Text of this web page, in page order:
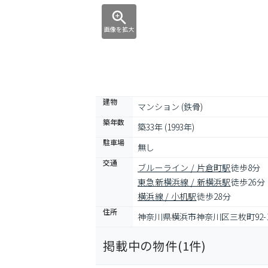
画像を拡大
建物 マンション (鉄骨)
築年数 築33年 (1993年)
駐車場 無し
交通 ブルーライン / 片倉町駅徒歩8分
東急新横浜線 / 新横浜駅徒歩26分
横浜線 / 小机駅徒歩28分
住所 神奈川県横浜市神奈川区三枚町92-
掲載中の物件(1件)